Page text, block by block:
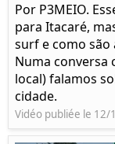
Por P3MEIO.
para Itacaré,
surf e como são
Numa conversa
local) falamos
cidade.
Vidéo publiée le 12/